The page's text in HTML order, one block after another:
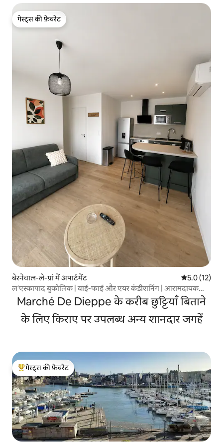
गेस्ट्स की फ़ेवरेट
गेस्ट्स की फ़ेवरेट
बेरनेवाल-ले-ग्रां में अपार्टमेंट औसत रेटिंग 5
5.0 (12)
ल'एस्कापाद बुकोलिक | वाई-फाई और एयर कंडीशनिंग | आरामदायक
ठहरने की जगह
Marché De Dieppe के करीब छुट्टियाँ बिताने
के लिए किराए पर उपलब्ध अन्य शानदार जगहें
गेस्ट्स का टॉप फ़ेवरेट
गेस्ट्स की फ़ेवरेट